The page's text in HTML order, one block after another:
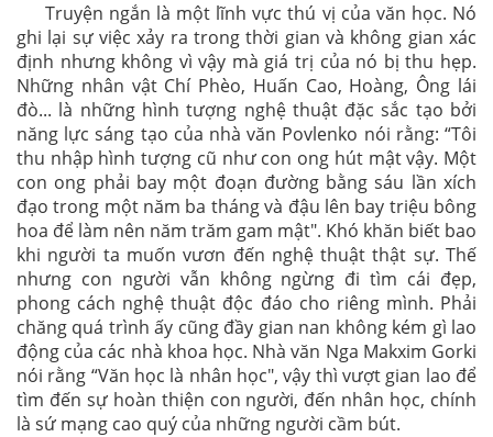
Truyện ngắn là một lĩnh vực thú vị của văn học. Nó
ghi lại sự việc xảy ra trong thời gian và không gian xác
định nhưng không vì vậy mà giá trị của nó bị thu hẹp.
Những nhân vật Chí Phèo, Huấn Cao, Hoàng, Ông lái
đò... là những hình tượng nghệ thuật đặc sắc tạo bởi
năng lực sáng tạo của nhà văn Povlenko nói rằng: “Tôi
thu nhập hình tượng cũ như con ong hút mật vậy. Một
con ong phải bay một đoạn đường bằng sáu lần xích
đạo trong một năm ba tháng và đậu lên bay triệu bông
hoa để làm nên năm trăm gam mật". Khó khăn biết bao
khi người ta muốn vươn đến nghệ thuật thật sự. Thế
nhưng con người vẫn không ngừng đi tìm cái đẹp,
phong cách nghệ thuật độc đáo cho riêng mình. Phải
chăng quá trình ấy cũng đầy gian nan không kém gì lao
động của các nhà khoa học. Nhà văn Nga Makxim Gorki
nói rằng “Văn học là nhân học", vậy thì vượt gian lao để
tìm đến sự hoàn thiện con người, đến nhân học, chính
là sứ mạng cao quý của những người cầm bút.